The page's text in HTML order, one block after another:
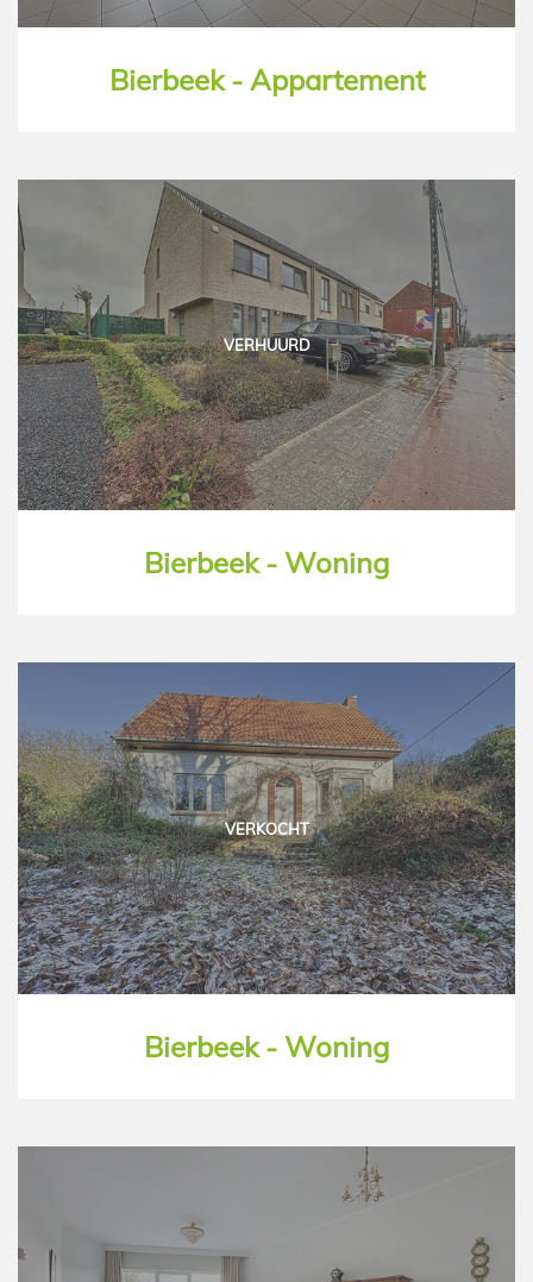
Bierbeek - Appartement
VERHUURD
Bierbeek - Woning
VERKOCHT
Bierbeek - Woning